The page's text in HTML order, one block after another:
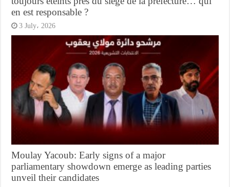
en est responsable ?
3 July، 2026
Moulay Yacoub: Early signs of a major
parliamentary showdown emerge as leading parties
unveil their candidates